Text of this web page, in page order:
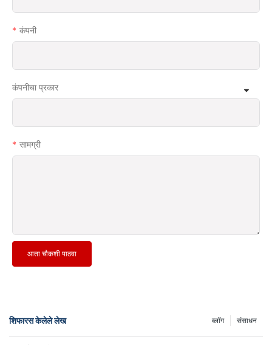
कंपनी
कंपनीचा प्रकार
सामग्री
आता चौकशी पाठवा
शिफारस केलेले लेख संसाधन
ब्लॉग